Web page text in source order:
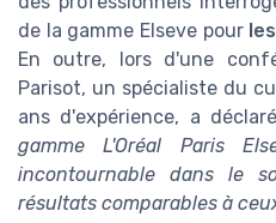
de la gamme Elseve pour
En outre, lors d'une
Parisot, un spécialiste du
ans d'expérience, a
gamme L'Oréal Paris
incontournable dans le
résultats comparables à